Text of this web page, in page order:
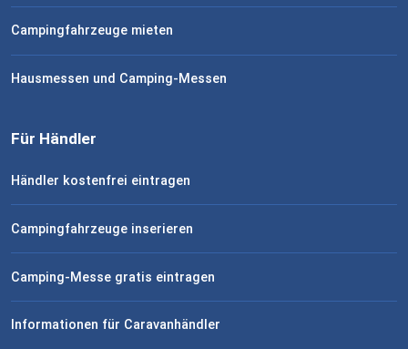
Campingfahrzeuge mieten
Hausmessen und Camping-Messen
Für Händler
Händler kostenfrei eintragen
Campingfahrzeuge inserieren
Camping-Messe gratis eintragen
Informationen für Caravanhändler